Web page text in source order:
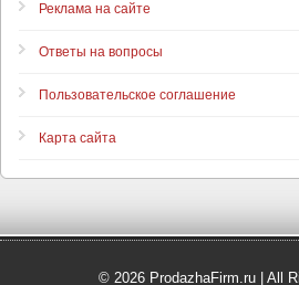
Реклама на сайте
Ответы на вопросы
Пользовательское соглашение
Карта сайта
© 2026 ProdazhaFirm.ru | All